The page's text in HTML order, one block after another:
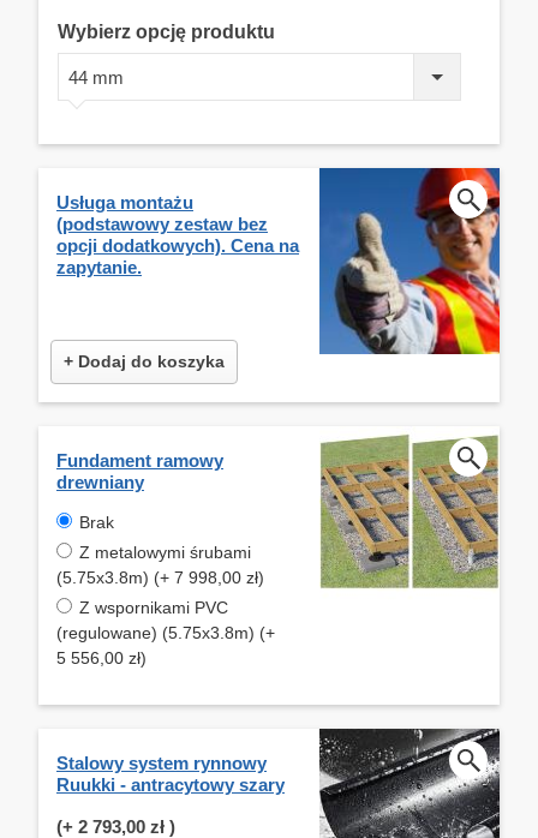
Wybierz opcję produktu
44 mm
Usługa montażu
(podstawowy zestaw bez
opcji dodatkowych). Cena na
zapytanie.
+ Dodaj do koszyka
Fundament ramowy
drewniany
Brak
Z metalowymi śrubami
(5.75x3.8m) (+ 7 998,00 zł)
Z wspornikami PVC
(regulowane) (5.75x3.8m) (+
5 556,00 zł)
Stalowy system rynnowy
Ruukki - antracytowy szary
(+ 2 793,00 zł )